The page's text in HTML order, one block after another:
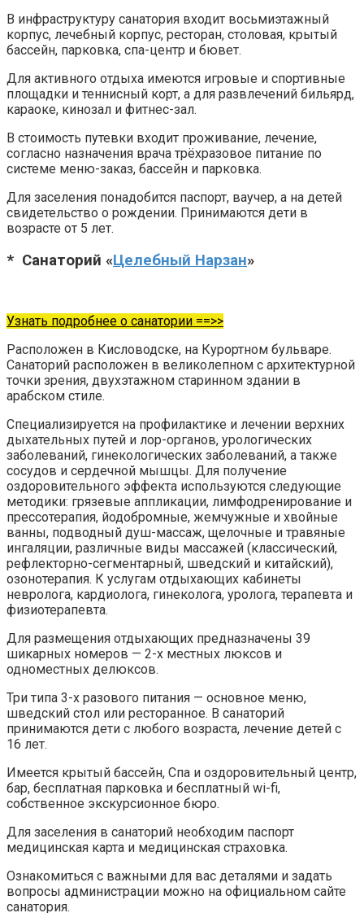
В инфраструктуру санатория входит восьмиэтажный
корпус, лечебный корпус, ресторан, столовая, крытый
бассейн, парковка, спа-центр и бювет.
Для активного отдыха имеются игровые и спортивные
площадки и теннисный корт, а для развлечений бильярд,
караоке, кинозал и фитнес-зал.
В стоимость путевки входит проживание, лечение,
согласно назначения врача трёхразовое питание по
системе меню-заказ, бассейн и парковка.
Для заселения понадобится паспорт, ваучер, а на детей
свидетельство о рождении. Принимаются дети в
возрасте от 5 лет.
* Санаторий «Целебный Нарзан»
Узнать подробнее о санатории ==>>
Расположен в Кисловодске, на Курортном бульваре.
Санаторий расположен в великолепном с архитектурной
точки зрения, двухэтажном старинном здании в
арабском стиле.
Специализируется на профилактике и лечении верхних
дыхательных путей и лор-органов, урологических
заболеваний, гинекологических заболеваний, а также
сосудов и сердечной мышцы. Для получение
оздоровительного эффекта используются следующие
методики: грязевые аппликации, лимфодренирование и
прессотерапия, йодобромные, жемчужные и хвойные
ванны, подводный душ-массаж, щелочные и травяные
ингаляции, различные виды массажей (классический,
рефлекторно-сегментарный, шведский и китайский),
озонотерапия. К услугам отдыхающих кабинеты
невролога, кардиолога, гинеколога, уролога, терапевта и
физиотерапевта.
Для размещения отдыхающих предназначены 39
шикарных номеров — 2-х местных люксов и
одноместных делюксов.
Три типа 3-х разового питания — основное меню,
шведский стол или ресторанное. В санаторий
принимаются дети с любого возраста, лечение детей с
16 лет.
Имеется крытый бассейн, Спа и оздоровительный центр,
бар, бесплатная парковка и бесплатный wi-fi,
собственное экскурсионное бюро.
Для заселения в санаторий необходим паспорт
медицинская карта и медицинская страховка.
Ознакомиться с важными для вас деталями и задать
вопросы администрации можно на официальном сайте
санатория.